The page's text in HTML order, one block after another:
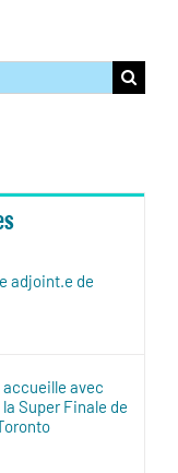
adjoint.e de
avec
Super Finale de